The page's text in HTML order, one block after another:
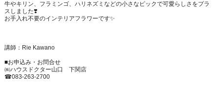
牛やキリン、フラミンゴ、ハリネズミなどの小さなピックで可愛らしさをプラ
スしました❣️
お手入れ不要のインテリアフラワーです✨
講師：Rie Kawano
■お申込み・お問合せ
㈱ハウスドクター山口 下関店
☎083-263-2700